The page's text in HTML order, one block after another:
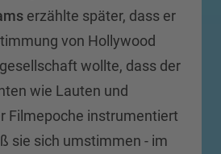
erzählte später, dass er
von Hollywood
wollte, dass der
wie Lauten und
Filmepoche instrumentiert
sie sich umstimmen - im